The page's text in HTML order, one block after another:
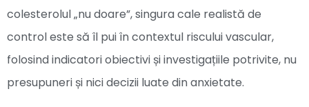
colesterolul „nu doare”, singura cale realistă de
control este să îl pui în contextul riscului vascular,
folosind indicatori obiectivi și investigațiile potrivite, nu
presupuneri și nici decizii luate din anxietate.